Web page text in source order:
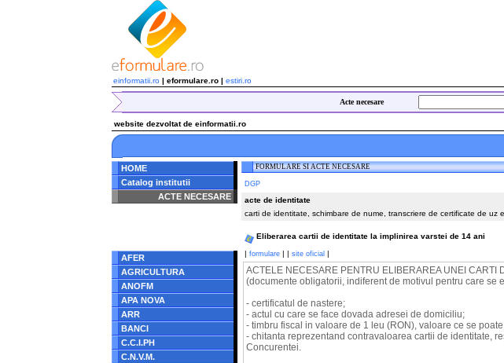
einformatii.ro | eformulare.ro | estiri.ro
Acte necesare
website dezvoltat de einformatii.ro
HOME
Catalog institutii
ACTE NECESARE
/home/eformulare.ro/public_html/navigare/stanga.php
AFER
AGRICULTURA
ANOFM
APA NOVA
ARR
BANCI
C.C.I.PH
C.N.V.M.
FORMULARE SI ACTE NECESARE
DGP
acte de identitate
carti de identitate, schimbare de nume, transcriere de certificate de uz
Eliberarea cartii de identitate la implinirea varstei de 14 ani
| formulare | | site oficial |
ACTELE NECESARE PENTRU ELIBERAREA UNEI CARTI
(documente obligatorii, indiferent de motivul pentru care se
- certificatul de nastere;
- actul cu care se face dovada adresei de domiciliu;
- timbru fiscal in valoare de 1 leu (RON), valoare ce se
- chitanta reprezentand contravaloarea cartii de identitate,
Concurentei.